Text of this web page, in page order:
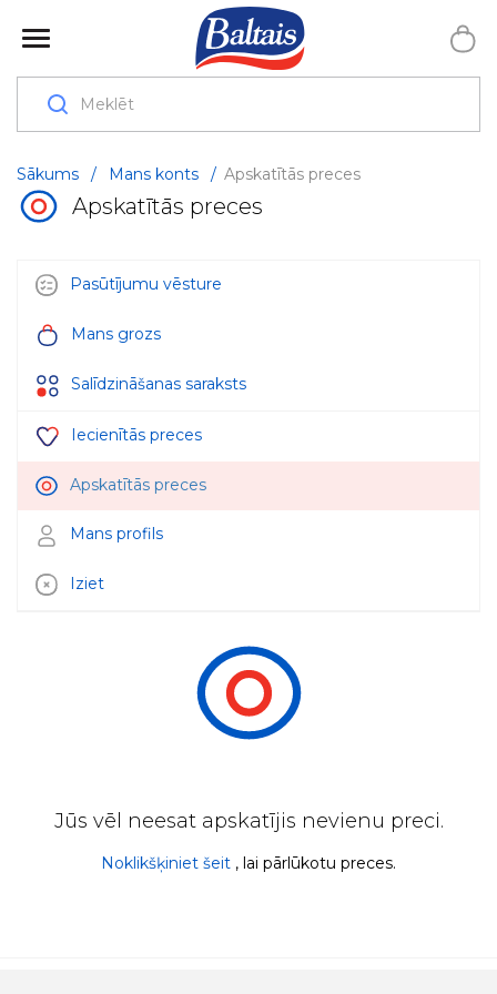
Sākums / Mans konts / Apskatītās preces
Apskatītās preces
Pasūtījumu vēsture
Mans grozs
Salīdzināšanas saraksts
Iecienītās preces
Apskatītās preces
Mans profils
Iziet
Jūs vēl neesat apskatījis nevienu preci.
Noklikšķiniet šeit , lai pārlūkotu preces.